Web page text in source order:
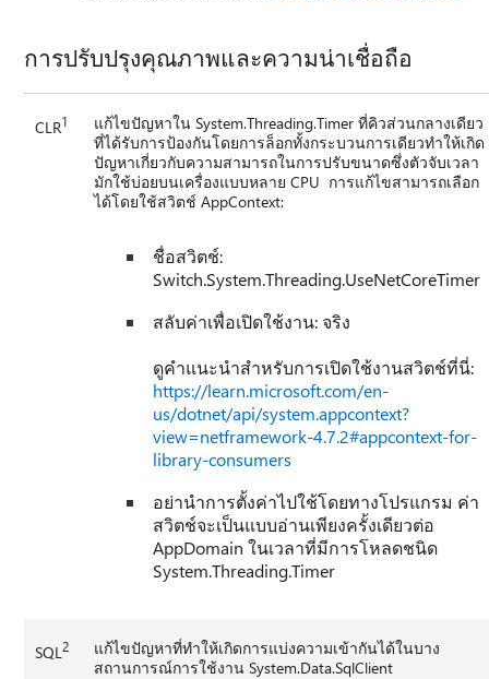
การปรับปรุงคุณภาพและความน่าเชื่อถือ
CLR1
แก้ไขปัญหาใน System.Threading.Timer ที่คิวส่วนกลางเดียว
ที่ได้รับการป้องกันโดยการล็อกทั้งกระบวนการเดียวทําให้เกิด
ปัญหาเกี่ยวกับความสามารถในการปรับขนาดซึ่งตัวจับเวลา
มักใช้บ่อยบนเครื่องแบบหลาย CPU การแก้ไขสามารถเลือก
ได้โดยใช้สวิตช์ AppContext:
ชื่อสวิตช์:
Switch.System.Threading.UseNetCoreTimer
สลับค่าเพื่อเปิดใช้งาน: จริง
ดูคําแนะนําสําหรับการเปิดใช้งานสวิตช์ที่นี่:
https://learn.microsoft.com/en-
us/dotnet/api/system.appcontext?
view=netframework-4.7.2#appcontext-for-
library-consumers
อย่านําการตั้งค่าไปใช้โดยทางโปรแกรม ค่า
สวิตช์จะเป็นแบบอ่านเพียงครั้งเดียวต่อ
AppDomain ในเวลาที่มีการโหลดชนิด
System.Threading.Timer
SQL2
แก้ไขปัญหาที่ทําให้เกิดการแบ่งความเข้ากันได้ในบาง
สถานการณ์การใช้งาน System.Data.SqlClient